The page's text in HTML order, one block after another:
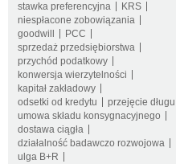
stawka preferencyjna
KRS
niespłacone zobowiązania
goodwill
PCC
sprzedaż przedsiębiorstwa
przychód podatkowy
konwersja wierzytelności
kapitał zakładowy
odsetki od kredytu
przejęcie długu
umowa składu konsygnacyjnego
dostawa ciągła
działalność badawczo rozwojowa
ulga B+R